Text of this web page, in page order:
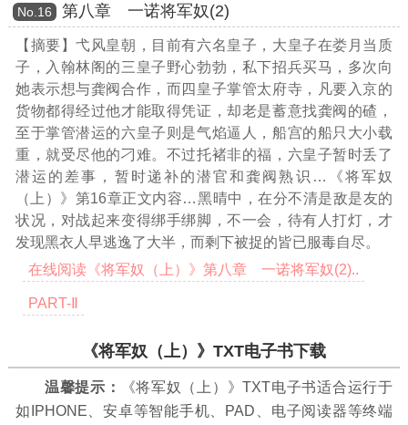
Νο.16 第八章 一诺将军奴(2)
【摘要】弋风皇朝，目前有六名皇子，大皇子在娄月当质
子，入翰林阁的三皇子野心勃勃，私下招兵买马，多次向
她表示想与龚阀合作，而四皇子掌管太府寺，凡要入京的
货物都得经过他才能取得凭证，却老是蓄意找龚阀的碴，
至于掌管潜运的六皇子则是气焰逼人，船宫的船只大小载
重，就受尽他的刁难。不过托褚非的福，六皇子暂时丢了
潜运的差事，暂时递补的潜官和龚阀熟识 …《将军奴
（上）》第16章正文内容…黑晴中，在分不清是敌是友的
状况，对战起来变得绑手绑脚，不一会，待有人打灯，才
发现黑衣人早逃逸了大半，而剩下被捉的皆已服毒自尽。
在线阅读《将军奴（上）》第八章 一诺将军奴(2)..
PART-Ⅱ
《将军奴（上）》TXT电子书下载
温馨提示：
《将军奴（上）》TXT电子书适合运行于
如IPHONE、安卓等智能手机、PAD、电子阅读器等终端